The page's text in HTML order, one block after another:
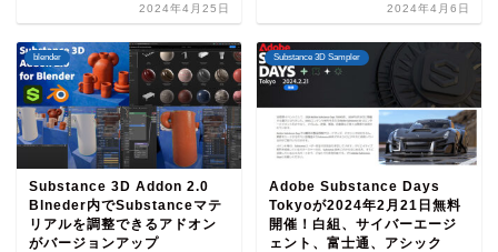
2024年4月25日 2024年4月6日
blender
Substance 3D Addon 2.0
Blneder内でSubstanceマテ
リアルを調整できるアドオン
がバージョンアップ
Substance 3D Sampler
Adobe Substance Days
Tokyoが2024年2月21日無料
開催！白組、サイバーエージ
ェント、富士通、アシック